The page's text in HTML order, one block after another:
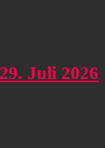
Juli 2026